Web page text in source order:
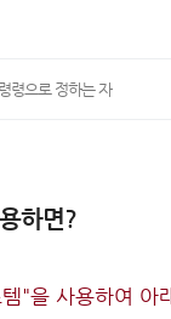
령으로 정하는 자
하면?
"을 사용하여 아